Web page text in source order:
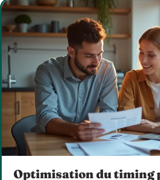
Optimisation du timing